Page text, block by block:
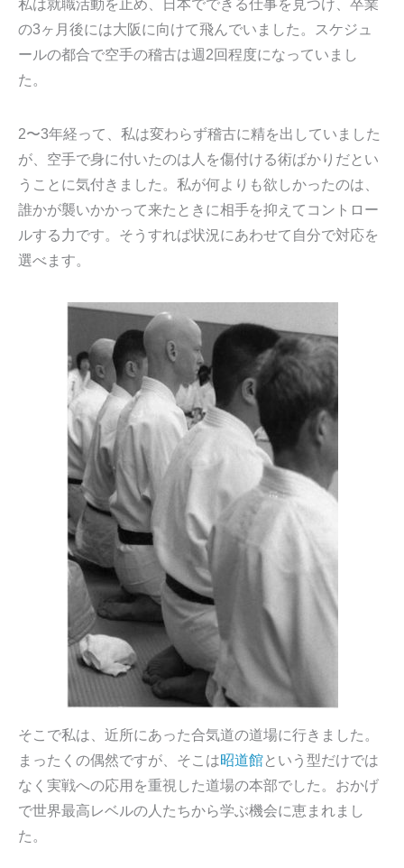
私は就職活動を止め、日本でできる仕事を見つけ、卒業
の3ヶ月後には大阪に向けて飛んでいました。スケジュ
ールの都合で空手の稽古は週2回程度になっていまし
た。
2〜3年経って、私は変わらず稽古に精を出していました
が、空手で身に付いたのは人を傷付ける術ばかりだとい
うことに気付きました。私が何よりも欲しかったのは、
誰かが襲いかかって来たときに相手を抑えてコントロー
ルする力です。そうすれば状況にあわせて自分で対応を
選べます。
そこで私は、近所にあった合気道の道場に行きました。
まったくの偶然ですが、そこは昭道館という型だけでは
なく実戦への応用を重視した道場の本部でした。おかげ
で世界最高レベルの人たちから学ぶ機会に恵まれまし
た。